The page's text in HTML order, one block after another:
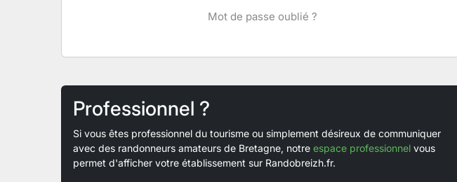
Mot de passe oublié ?
Professionnel ?
Si vous êtes professionnel du tourisme ou simplement désireux de communiquer
avec des randonneurs amateurs de Bretagne, notre espace professionnel vous
permet d'afficher votre établissement sur Randobreizh.fr.